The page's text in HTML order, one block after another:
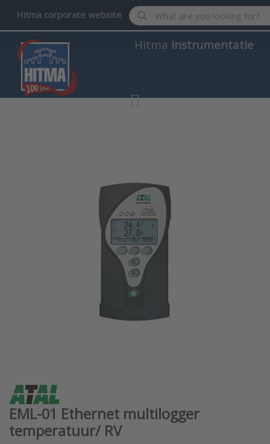
Hitma corporate website Enter a search term. Results
Hitma Instrumentatie
EML-01 Ethernet multilogger
temperatuur/ RV